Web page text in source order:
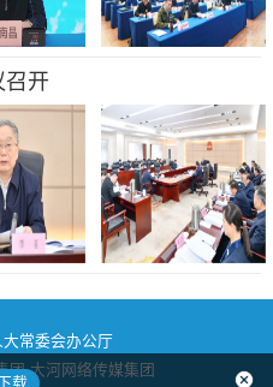
召开
常委会办公厅
团大河网络传媒集团
载